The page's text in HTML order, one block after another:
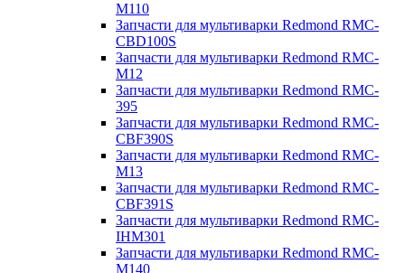
M110
Запчасти для мультиварки Redmond RMC-
CBD100S
Запчасти для мультиварки Redmond RMC-
M12
Запчасти для мультиварки Redmond RMC-
395
Запчасти для мультиварки Redmond RMC-
CBF390S
Запчасти для мультиварки Redmond RMC-
M13
Запчасти для мультиварки Redmond RMC-
CBF391S
Запчасти для мультиварки Redmond RMC-
IHM301
Запчасти для мультиварки Redmond RMC-
M140